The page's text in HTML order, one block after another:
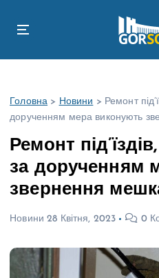
Головна > Новини > Ремонт
дорученням мера виконують
Ремонт
за дорученням
звернення
Новини 28 Квітня, 2023 0